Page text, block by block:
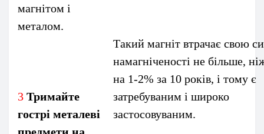
магнітом і
металом.
3 Тримайте
гострі металеві
Такий магніт втрачає свою
намагніченості не більше,
на 1-2% за 10 років, і тому є
затребуваним і широко
застосовуваним.